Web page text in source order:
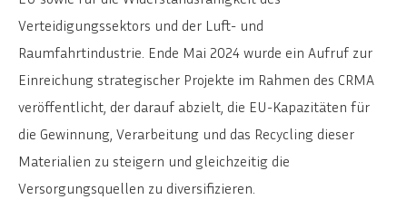
Verteidigungssektors und der Luft- und
Raumfahrtindustrie. Ende Mai 2024 wurde ein Aufruf zur
Einreichung strategischer Projekte im Rahmen des CRMA
veröffentlicht, der darauf abzielt, die EU-Kapazitäten für
die Gewinnung, Verarbeitung und das Recycling dieser
Materialien zu steigern und gleichzeitig die
Versorgungsquellen zu diversifizieren.